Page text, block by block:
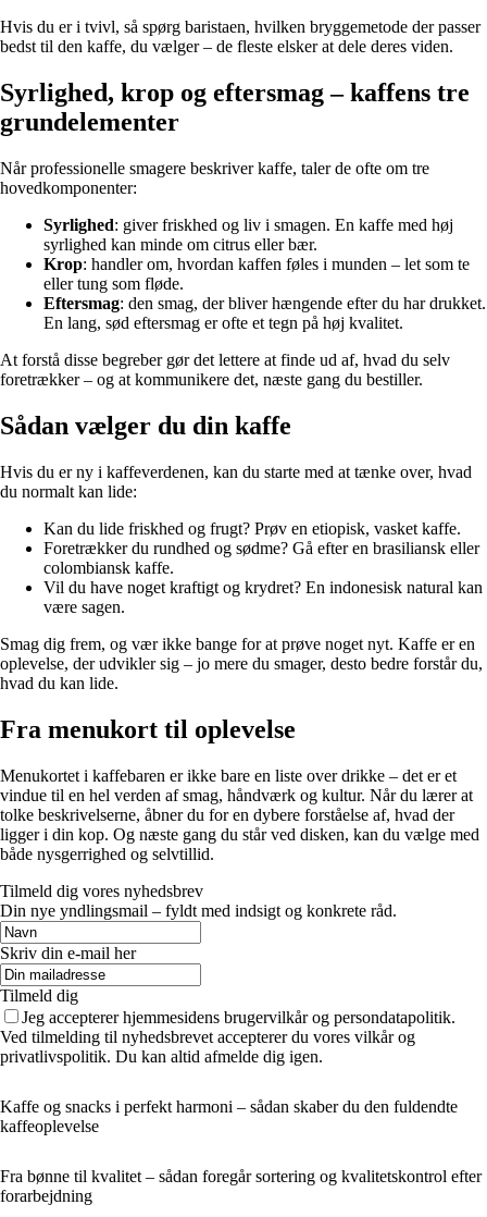
Hvis du er i tvivl, så spørg baristaen, hvilken bryggemetode der passer
bedst til den kaffe, du vælger – de fleste elsker at dele deres viden.
Syrlighed, krop og eftersmag – kaffens tre
grundelementer
Når professionelle smagere beskriver kaffe, taler de ofte om tre
hovedkomponenter:
Syrlighed: giver friskhed og liv i smagen. En kaffe med høj
syrlighed kan minde om citrus eller bær.
Krop: handler om, hvordan kaffen føles i munden – let som te
eller tung som fløde.
Eftersmag: den smag, der bliver hængende efter du har drukket.
En lang, sød eftersmag er ofte et tegn på høj kvalitet.
At forstå disse begreber gør det lettere at finde ud af, hvad du selv
foretrækker – og at kommunikere det, næste gang du bestiller.
Sådan vælger du din kaffe
Hvis du er ny i kaffeverdenen, kan du starte med at tænke over, hvad
du normalt kan lide:
Kan du lide friskhed og frugt? Prøv en etiopisk, vasket kaffe.
Foretrækker du rundhed og sødme? Gå efter en brasiliansk eller
colombiansk kaffe.
Vil du have noget kraftigt og krydret? En indonesisk natural kan
være sagen.
Smag dig frem, og vær ikke bange for at prøve noget nyt. Kaffe er en
oplevelse, der udvikler sig – jo mere du smager, desto bedre forstår du,
hvad du kan lide.
Fra menukort til oplevelse
Menukortet i kaffebaren er ikke bare en liste over drikke – det er et
vindue til en hel verden af smag, håndværk og kultur. Når du lærer at
tolke beskrivelserne, åbner du for en dybere forståelse af, hvad der
ligger i din kop. Og næste gang du står ved disken, kan du vælge med
både nysgerrighed og selvtillid.
Tilmeld dig vores nyhedsbrev
Din nye yndlingsmail – fyldt med indsigt og konkrete råd.
Skriv din e-mail her
Tilmeld dig
Jeg accepterer hjemmesidens brugervilkår og persondatapolitik.
Ved tilmelding til nyhedsbrevet accepterer du vores vilkår og
privatlivspolitik. Du kan altid afmelde dig igen.
Kaffe og snacks i perfekt harmoni – sådan skaber du den fuldendte
kaffeoplevelse
Fra bønne til kvalitet – sådan foregår sortering og kvalitetskontrol efter
forarbejdning